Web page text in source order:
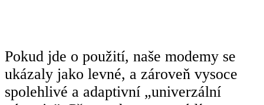
Pokud jde o použití, naše modemy se
ukázaly jako levné, a zároveň vysoce
spolehlivé a adaptivní „univerzální